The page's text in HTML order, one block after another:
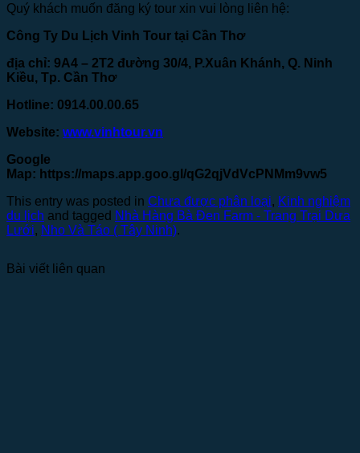
Quý khách muốn đăng ký tour xin vui lòng liên hệ:
Công Ty Du Lịch Vinh Tour tại Cần Thơ
địa chỉ: 9A4 – 2T2 đường 30/4, P.Xuân Khánh, Q. Ninh
Kiều, Tp. Cần Thơ
Hotline: 0914.00.00.65
Website: www.vinhtour.vn
Google
Map: https://maps.app.goo.gl/qG2qjVdVcPNMm9vw5
This entry was posted in Chưa được phân loại, Kinh nghiệm
du lịch and tagged Nhà Hàng Bà Đen Farm - Trang Trại Dưa
Lưới, Nho Và Táo ( Tây Ninh).
Bài viết liên quan